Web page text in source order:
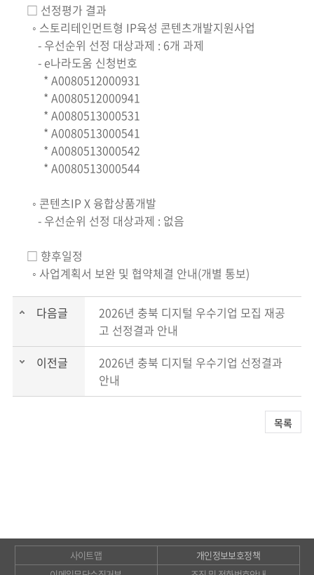
□ 선정평가 결과
◦ 스토리테인먼트형 IP육성 콘텐츠개발지원사업
- 우선순위 선정 대상과제 : 6개 과제
- e나라도움 신청번호
* A0080512000931
* A0080512000941
* A0080513000531
* A0080513000541
* A0080513000542
* A0080513000544
◦ 콘텐츠IP X 융합상품개발
- 우선순위 선정 대상과제 : 없음
□ 향후일정
◦ 사업계획서 보완 및 협약체결 안내(개별 통보)
다음글
2026년 충북 디지털 우수기업 모집 재공
고 선정결과 안내
이전글
2026년 충북 디지털 우수기업 선정결과
안내
목록
사이트맵
개인정보보호정책